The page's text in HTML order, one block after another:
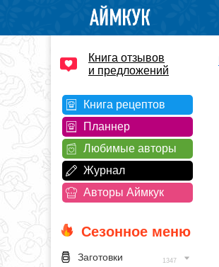
Книга отзывов
и предложений
Книга рецептов
Планнер
Любимые авторы
Журнал
Авторы Аймкук
Сезонное меню
Заготовки 1347